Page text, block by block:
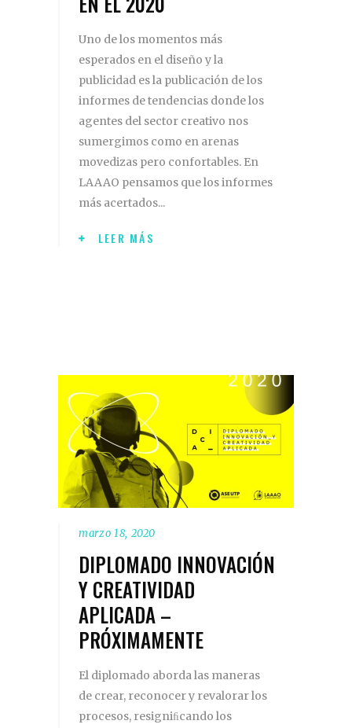
Uno de los momentos más
esperados en el diseño y la
publicidad es la publicación de los
informes de tendencias donde los
agentes del sector creativo nos
sumergimos como en arenas
movedizas pero confortables. En
LAAAO pensamos que los informes
más acertados
LEER MÁS
marzo 18, 2020
DIPLOMADO INNOVACIÓN
Y CREATIVIDAD
APLICADA –
PRÓXIMAMENTE
El diplomado aborda las maneras
de crear, reconocer y revalorar los
procesos, resigniﬁcando los